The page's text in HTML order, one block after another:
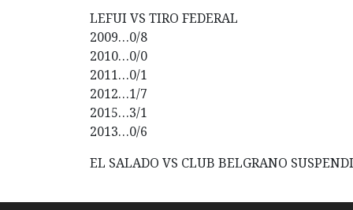
LEFUI VS TIRO FEDERAL
2009…0/8
2010…0/0
2011…0/1
2012…1/7
2015…3/1
2013…0/6
EL SALADO VS CLUB BELGRANO